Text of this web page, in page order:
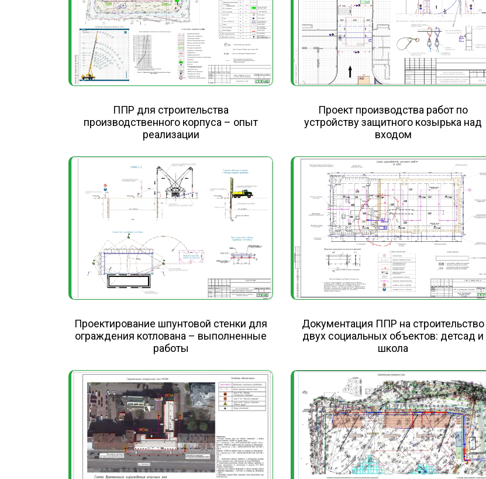
ППР для строительства
производственного корпуса – опыт
реализации
Проект производства работ по
устройству защитного козырька над
входом
Проектирование шпунтовой стенки для
ограждения котлована – выполненные
работы
Документация ППР на строительство
двух социальных объектов: детсад и
школа